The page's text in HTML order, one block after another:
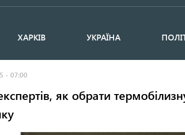
ХАРКІВ УКРАЇНА
- 07:00
як обрати